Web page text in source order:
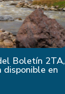
Boletín 2TA,
disponible en